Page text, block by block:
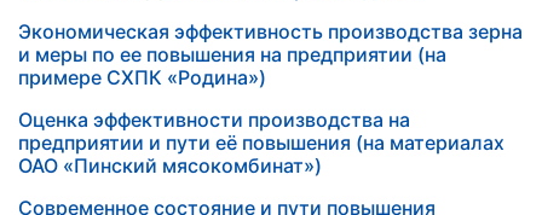
Экономическая эффективность производства зерна
и меры по ее повышения на предприятии (на
примере СХПК «Родина»)
Оценка эффективности производства на
предприятии и пути её повышения (на материалах
ОАО «Пинский мясокомбинат»)
Современное состояние и пути повышения